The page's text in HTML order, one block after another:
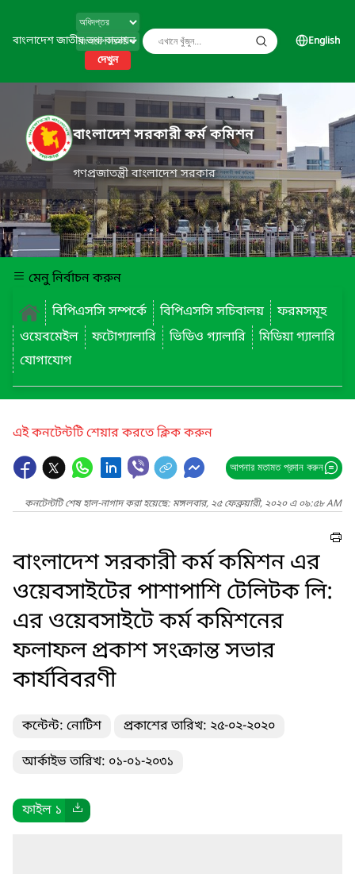
বাংলাদেশ জাতীয় তথ্য বাতায়ন
দেখুন
English
বাংলাদেশ সরকারী কর্ম কমিশন
গণপ্রজাতন্ত্রী বাংলাদেশ সরকার
মেনু নির্বাচন করুন
বিপিএসসি সম্পর্কে
বিপিএসসি সচিবালয়
ফরমসমূহ
ওয়েবমেইল
ফটোগ্যালারি ভিডিও গ্যালারি
মিডিয়া গ্যালারি
যোগাযোগ
এই কনটেন্টটি শেয়ার করতে ক্লিক করুন
আপনার মতামত প্রদান করুন
কনটেন্টটি শেষ হাল-নাগাদ করা হয়েছে: মঙ্গলবার, ২৫ ফেব্রুয়ারী, ২০২০ এ ০৯:৫৮ AM
বাংলাদেশ সরকারী কর্ম কমিশন এর
ওয়েবসাইটের পাশাপাশি টেলিটক লি:
এর ওয়েবসাইটে কর্ম কমিশনের
ফলাফল প্রকাশ সংক্রান্ত সভার
কার্যবিবরণী
কন্টেন্ট: নোটিশ প্রকাশের তারিখ: ২৫-০২-২০২০
আর্কাইভ তারিখ: ০১-০১-২০৩১
ফাইল ১